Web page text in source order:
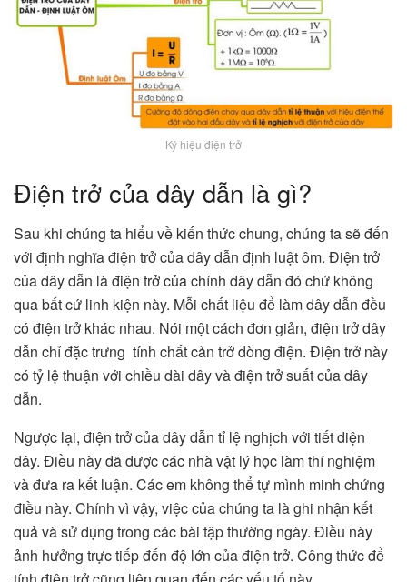
Ký hiệu điện trở
Điện trở của dây dẫn là gì?
Sau khi chúng ta hiểu về kiến thức chung, chúng ta sẽ đến
với định nghĩa điện trở của dây dẫn định luật ôm. Điện trở
của dây dẫn là điện trở của chính dây dẫn đó chứ không
qua bất cứ linh kiện này. Mỗi chất liệu để làm dây dẫn đều
có điện trở khác nhau. Nói một cách đơn giản, điện trở dây
dẫn chỉ đặc trưng tính chất cản trở dòng điện. Điện trở này
có tỷ lệ thuận với chiều dài dây và điện trở suất của dây
dẫn.
Ngược lại, điện trở của dây dẫn tỉ lệ nghịch với tiết diện
dây. Điều này đã được các nhà vật lý học làm thí nghiệm
và đưa ra kết luận. Các em không thể tự mình minh chứng
điều này. Chính vì vậy, việc của chúng ta là ghi nhận kết
quả và sử dụng trong các bài tập thường ngày. Điều này
ảnh hưởng trực tiếp đến độ lớn của điện trở. Công thức để